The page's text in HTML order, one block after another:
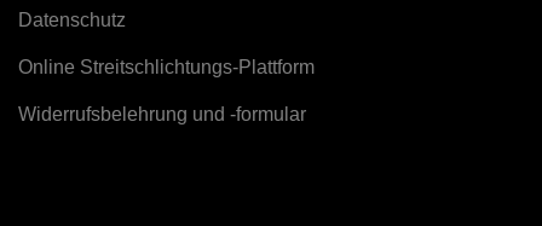
Datenschutz
Online Streitschlichtungs-Plattform
Widerrufsbelehrung und -formular